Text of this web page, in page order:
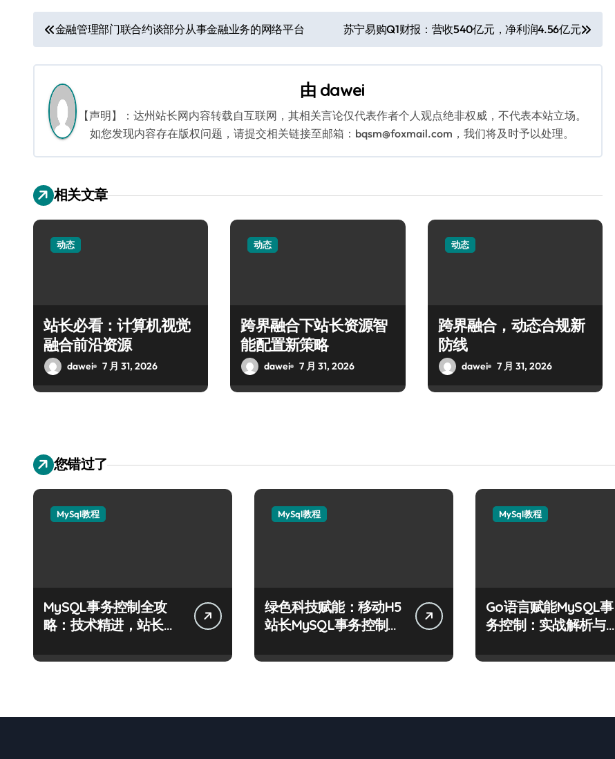
文
章
导
航
金融管理部门联合约谈部分从事金融业务的网络平台 苏宁易购Q1财报：营收540亿元，净利润4.56亿元
由 dawei
【声明】：达州站长网内容转载自互联网，其相关言论仅代表作者个人观点绝非权威，不代表本站立场。
如您发现内容存在版权问题，请提交相关链接至邮箱：bqsm@foxmail.com，我们将及时予以处理。
相关文章
动态
站长必看：计算机视觉
融合前沿资源
dawei 7 月 31, 2026
动态
跨界融合下站长资源智
能配置新策略
dawei 7 月 31, 2026
动态
跨界融合，动态合规新
防线
dawei 7 月 31, 2026
您错过了
MySql教程
MySQL事务控制全攻
略：技术精进，站长运
MySql教程
绿色科技赋能：移动H5
站长MySQL事务控制高
MySql教程
Go语言赋能MySQL事
务控制：实战解析与科